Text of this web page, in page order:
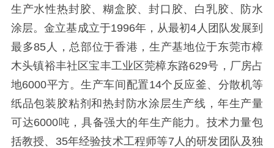
生产水性热封胶、糊盒胶、封口胶、白乳胶、防水
涂层。金立基成立于1996年， 从最初4人团队发展到
最多85人， 总部位于香港，生产基地位于东莞市樟
木头镇裕丰社区宝丰工业区莞樟东路629号，厂房占
地6000平方。生产车间配置14个反应釜、分散机等
纸品包装胶粘剂和热封防水涂层生产线， 年生产量
可达6000吨，具备强大的年生产能力 。技术力量包
括教授、 35年经验技术工程师等7人的研发团队及独